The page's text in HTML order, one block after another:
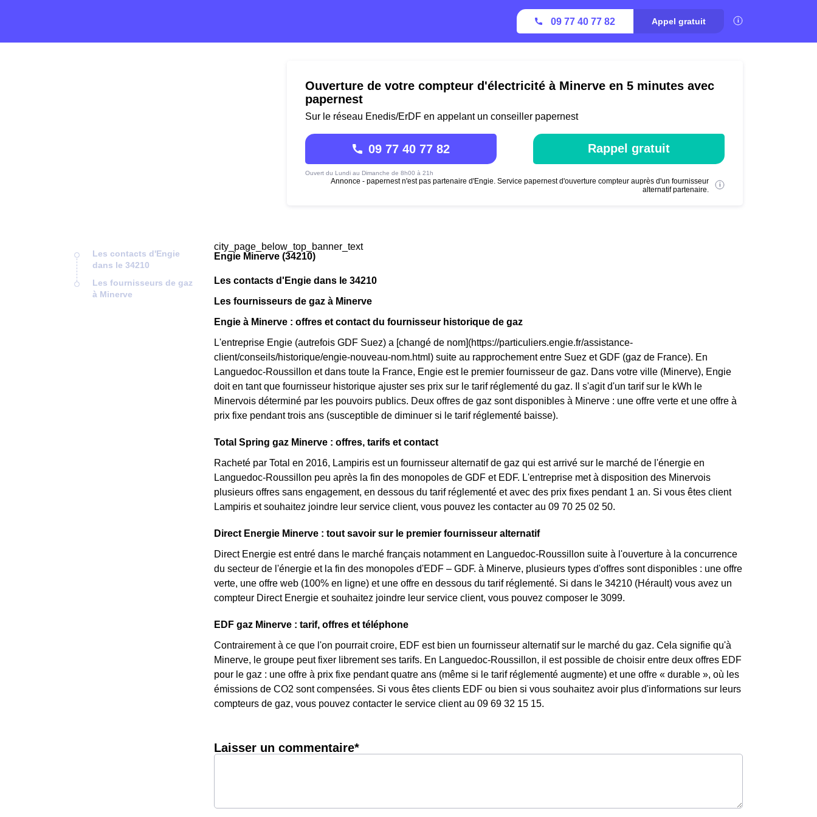
09 77 40 77 82 Appel gratuit
Ouverture de votre compteur d'électricité à Minerve en 5 minutes avec
papernest
Sur le réseau Enedis/ErDF en appelant un conseiller papernest
09 77 40 77 82
Ouvert du Lundi au Dimanche de 8h00 à 21h
Rappel gratuit
Annonce - papernest n'est pas partenaire d'Engie. Service papernest d'ouverture compteur auprès d'un fournisseur
alternatif partenaire.
Les contacts d'Engie
dans le 34210
Les fournisseurs de gaz
à Minerve
city_page_below_top_banner_text
Engie Minerve (34210)
Les contacts d'Engie dans le 34210
Les fournisseurs de gaz à Minerve
Engie à Minerve : offres et contact du fournisseur historique de gaz
L'entreprise Engie (autrefois GDF Suez) a [changé de nom](https://particuliers.engie.fr/assistance-
client/conseils/historique/engie-nouveau-nom.html) suite au rapprochement entre Suez et GDF (gaz de France). En
Languedoc-Roussillon et dans toute la France, Engie est le premier fournisseur de gaz. Dans votre ville (Minerve), Engie
doit en tant que fournisseur historique ajuster ses prix sur le tarif réglementé du gaz. Il s'agit d'un tarif sur le kWh le
Minervois déterminé par les pouvoirs publics. Deux offres de gaz sont disponibles à Minerve : une offre verte et une offre à
prix fixe pendant trois ans (susceptible de diminuer si le tarif réglementé baisse).
Total Spring gaz Minerve : offres, tarifs et contact
Racheté par Total en 2016, Lampiris est un fournisseur alternatif de gaz qui est arrivé sur le marché de l'énergie en
Languedoc-Roussillon peu après la fin des monopoles de GDF et EDF. L'entreprise met à disposition des Minervois
plusieurs offres sans engagement, en dessous du tarif réglementé et avec des prix fixes pendant 1 an. Si vous êtes client
Lampiris et souhaitez joindre leur service client, vous pouvez les contacter au 09 70 25 02 50.
Direct Energie Minerve : tout savoir sur le premier fournisseur alternatif
Direct Energie est entré dans le marché français notamment en Languedoc-Roussillon suite à l'ouverture à la concurrence
du secteur de l'énergie et la fin des monopoles d'EDF – GDF. à Minerve, plusieurs types d'offres sont disponibles : une offre
verte, une offre web (100% en ligne) et une offre en dessous du tarif réglementé. Si dans le 34210 (Hérault) vous avez un
compteur Direct Energie et souhaitez joindre leur service client, vous pouvez composer le 3099.
EDF gaz Minerve : tarif, offres et téléphone
Contrairement à ce que l'on pourrait croire, EDF est bien un fournisseur alternatif sur le marché du gaz. Cela signifie qu'à
Minerve, le groupe peut fixer librement ses tarifs. En Languedoc-Roussillon, il est possible de choisir entre deux offres EDF
pour le gaz : une offre à prix fixe pendant quatre ans (même si le tarif réglementé augmente) et une offre « durable », où les
émissions de CO2 sont compensées. Si vous êtes clients EDF ou bien si vous souhaitez avoir plus d'informations sur leurs
compteurs de gaz, vous pouvez contacter le service client au 09 69 32 15 15.
Laisser un commentaire*